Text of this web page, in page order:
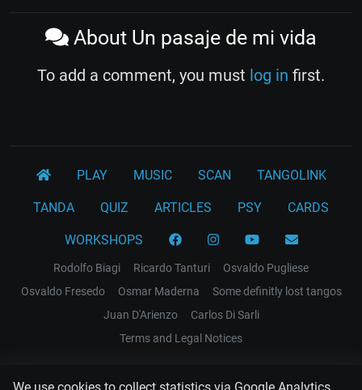
About Un pasaje de mi vida
To add a comment, you must log in first.
PLAY MUSIC SCAN TANGOLINK
TANDA QUIZ ARTICLES PSY CARDS
WORKSHOPS
Rodolfo Biagi Ricardo Tanturi
Osvaldo Pugliese
Osvaldo Fresedo
Osmar Maderna
Some definitly lost tangos
Juan D'Arienzo
Carlos Di Sarli
Terms and Legal Notices
EL RECODO TANGO